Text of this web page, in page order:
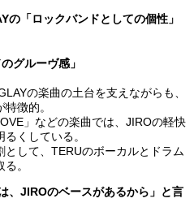
の「ロックバンドとしての個性」
グルーヴ感」
の楽曲の土台を支えながらも、
徴的。
」などの楽曲では、JIROの軽快
くしている。
として、TERUのボーカルとドラム
。
、JIROのベースがあるから」と言